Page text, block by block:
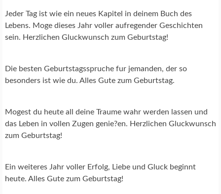
Jeder Tag ist wie ein neues Kapitel in deinem Buch des
Lebens. Moge dieses Jahr voller aufregender Geschichten
sein. Herzlichen Gluckwunsch zum Geburtstag!
Die besten Geburtstagsspruche fur jemanden, der so
besonders ist wie du. Alles Gute zum Geburtstag.
Mogest du heute all deine Traume wahr werden lassen und
das Leben in vollen Zugen genie?en. Herzlichen Gluckwunsch
zum Geburtstag!
Ein weiteres Jahr voller Erfolg, Liebe und Gluck beginnt
heute. Alles Gute zum Geburtstag!